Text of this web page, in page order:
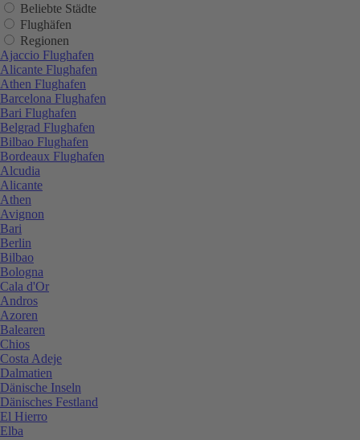
Beliebte Städte
Flughäfen
Regionen
Ajaccio Flughafen
Alicante Flughafen
Athen Flughafen
Barcelona Flughafen
Bari Flughafen
Belgrad Flughafen
Bilbao Flughafen
Bordeaux Flughafen
Alcudia
Alicante
Athen
Avignon
Bari
Berlin
Bilbao
Bologna
Cala d'Or
Andros
Azoren
Balearen
Chios
Costa Adeje
Dalmatien
Dänische Inseln
Dänisches Festland
El Hierro
Elba